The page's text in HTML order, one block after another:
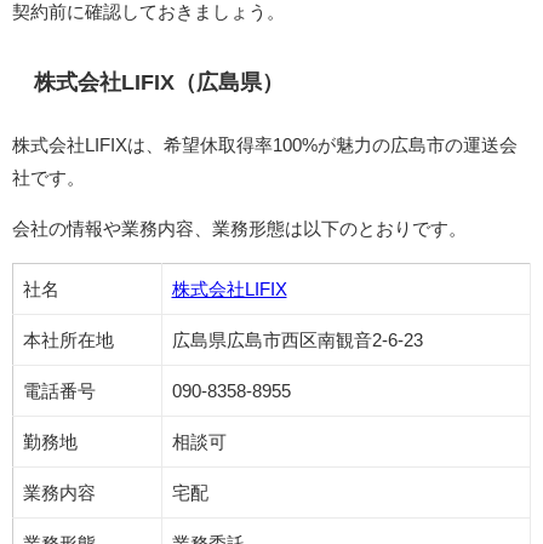
契約前に確認しておきましょう。
株式会社LIFIX（広島県）
株式会社LIFIXは、希望休取得率100%が魅力の広島市の運送会
社です。
会社の情報や業務内容、業務形態は以下のとおりです。
社名 株式会社LIFIX
本社所在地 広島県広島市西区南観音2-6-23
電話番号 090-8358-8955
勤務地 相談可
業務内容 宅配